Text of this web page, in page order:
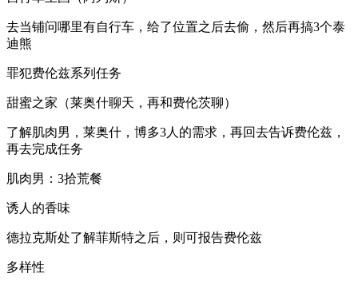
去当铺问哪里有自行车，给了位置之后去偷，然后再搞3个泰
迪熊
罪犯费伦兹系列任务
甜蜜之家（莱奥什聊天，再和费伦茨聊）
了解肌肉男，莱奥什，博多3人的需求，再回去告诉费伦兹，
再去完成任务
肌肉男：3拾荒餐
诱人的香味
德拉克斯处了解菲斯特之后，则可报告费伦兹
多样性